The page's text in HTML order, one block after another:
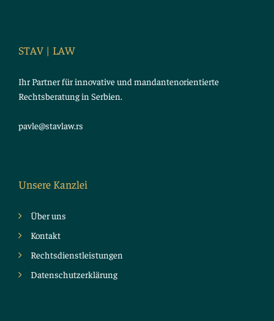
STAV | LAW
Ihr Partner für innovative und mandantenorientierte
Rechtsberatung in Serbien.
pavle@stavlaw.rs
Unsere Kanzlei
Über uns
Kontakt
Rechtsdienstleistungen
Datenschutzerklärung